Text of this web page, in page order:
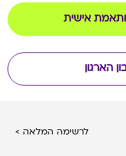
הארגון
אישית
לרשימה המלאה >